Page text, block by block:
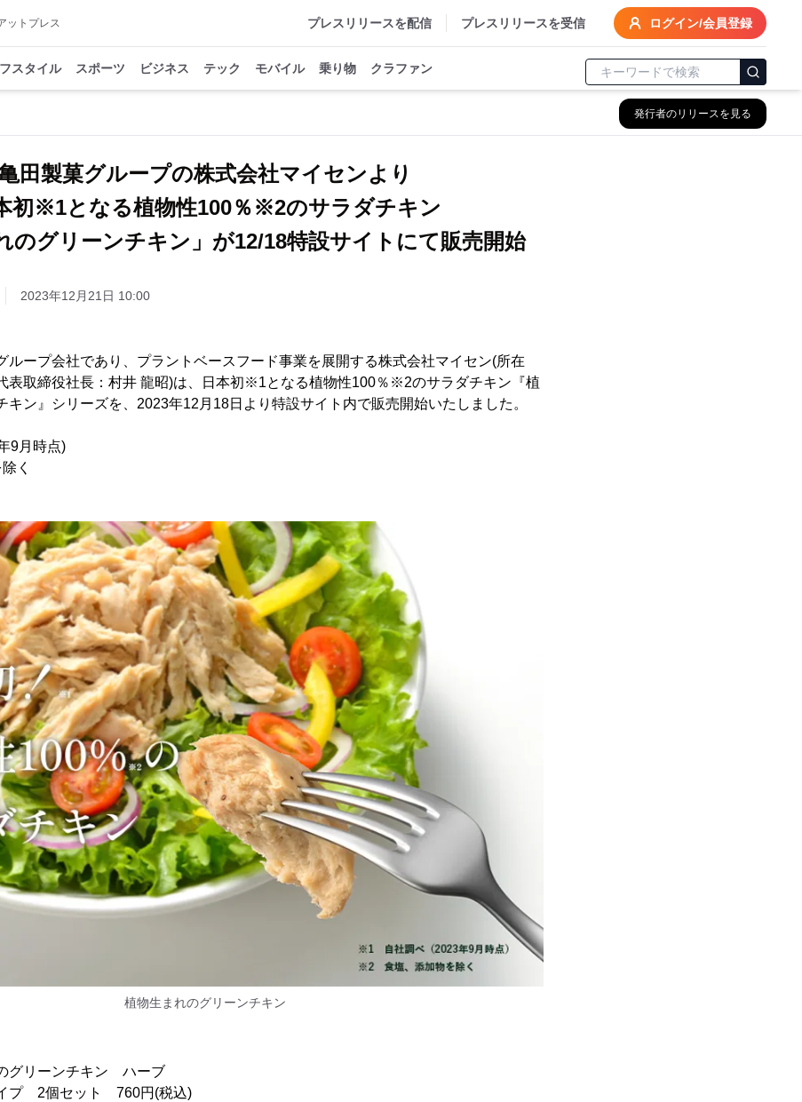
ットプレス プレスリリースを配信 プレスリリースを受信 ログイン/会員登録
スタイル スポーツ ビジネス テック モバイル 乗り物 クラファン
発行者のリリースを見る
田製菓グループの株式会社マイセンより
初※1となる植物性100％※2のサラダチキン
のグリーンチキン」が12/18特設サイトにて販売開始
2023年12月21日 10:00
ループ会社であり、プラントベースフード事業を展開する株式会社マイセン(所在
表取締役社長：村井 龍昭)は、日本初※1となる植物性100％※2のサラダチキン『植
キン』シリーズを、2023年12月18日より特設サイト内で販売開始いたしました。
9月時点)
く
植物生まれのグリーンチキン
グリーンチキン ハーブ
プ 2個セット 760円(税込)